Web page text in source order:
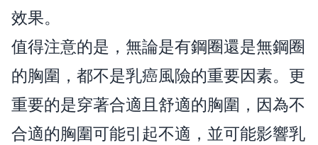
效果。
值得注意的是，無論是有鋼圈還是無鋼圈
的胸圍，都不是乳癌風險的重要因素。更
重要的是穿著合適且舒適的胸圍，因為不
合適的胸圍可能引起不適，並可能影響乳